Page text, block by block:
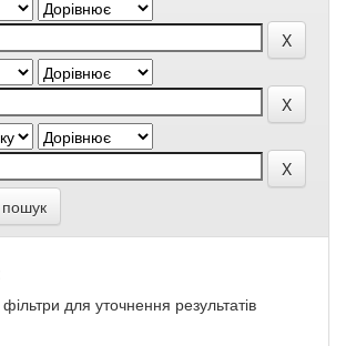
для уточнення результатів